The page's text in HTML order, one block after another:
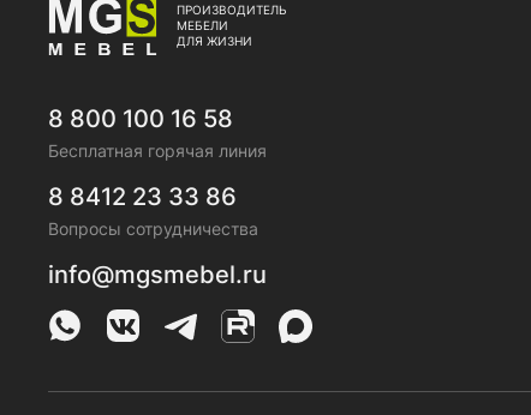
ПРОИЗВОДИТЕЛЬ
МЕБЕЛИ
ДЛЯ ЖИЗНИ
8 800 100 16 58
Бесплатная горячая линия
8 8412 23 33 86
Вопросы сотрудничества
info@mgsmebel.ru
MGS Mebel в Whatsapp
MGS Mebel в VK
MGS Mebel в Telegram
MGS Mebel на Rutube
MGS Mebel на MAX